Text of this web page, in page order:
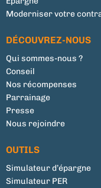
Moderniser votre
DÉCOUVREZ-NOUS
Qui sommes-nous ?
Conseil
Nos récompenses
Parrainage
Presse
Nous rejoindre
OUTILS
Simulateur d’épargne
Simulateur PER